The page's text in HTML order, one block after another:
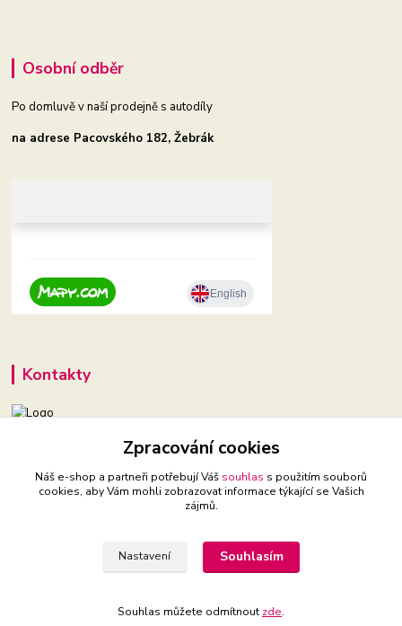
Osobní odběr
Po domluvě v naší prodejně s autodíly
na adrese Pacovského 182, Žebrák
Kontakty
+420 604 921 321
babyveci@babyveci.cz
Zpracování cookies
Náš e-shop a partneři potřebují Váš souhlas s použitím souborů
cookies, aby Vám mohli zobrazovat informace týkající se Vašich
zájmů.
Nastavení Souhlasím
Souhlas můžete odmítnout zde.